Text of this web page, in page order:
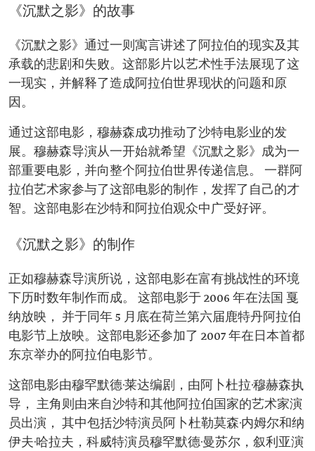
《沉默之影》的故事
《沉默之影》通过一则寓言讲述了阿拉伯的现实及其
承载的悲剧和失败。这部影片以艺术性手法展现了这
一现实，并解释了造成阿拉伯世界现状的问题和原
因。
通过这部电影，穆赫森成功推动了沙特电影业的发
展。穆赫森导演从一开始就希望《沉默之影》成为一
部重要电影，并向整个阿拉伯世界传递信息。 一群阿
拉伯艺术家参与了这部电影的制作，发挥了自己的才
智。这部电影在沙特和阿拉伯观众中广受好评。
《沉默之影》的制作
正如穆赫森导演所说，这部电影在富有挑战性的环境
下历时数年制作而成。 这部电影于 2006 年在法国 戛
纳放映， 并于同年 5 月底在荷兰第六届鹿特丹阿拉伯
电影节上放映。这部电影还参加了 2007 年在日本首都
东京举办的阿拉伯电影节。
这部电影由穆罕默德·莱达编剧，由阿卜杜拉·穆赫森执
导， 主角则由来自沙特和其他阿拉伯国家的艺术家演
员出演， 其中包括沙特演员阿卜杜勒莫森·内姆尔和纳
伊夫·哈拉夫，科威特演员穆罕默德·曼苏尔，叙利亚演